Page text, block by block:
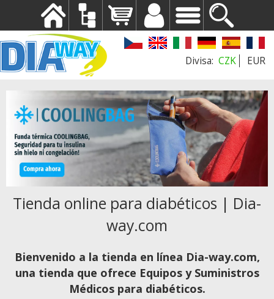
CZK EUR
Tienda online para diabéticos | Dia-
way.com
Bienvenido a la tienda en línea Dia-way.com,
una tienda que ofrece Equipos y Suministros
Médicos para diabéticos.